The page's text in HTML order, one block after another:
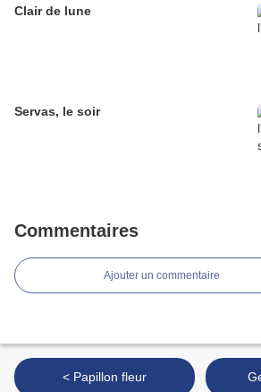
Clair de lune
Servas, le soir
Commentaires
Ajouter un commentaire
< Papillon fleur